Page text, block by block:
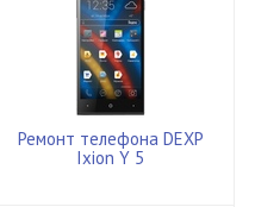
Ремонт телефона DEXP
Ixion Y 5